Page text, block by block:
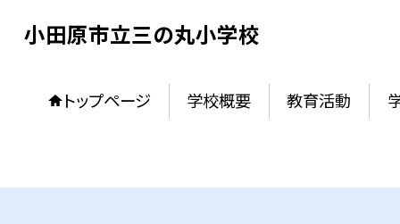
小田原市立三の丸小学校
トップページ 学校概要 教育活動